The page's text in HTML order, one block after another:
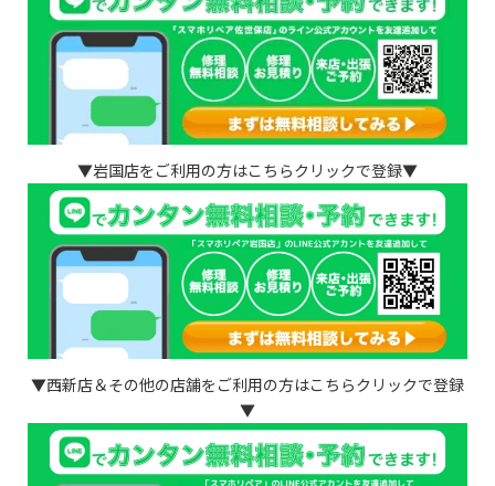
▼岩国店をご利用の方はこちらクリックで登録▼
▼西新店＆その他の店舗をご利用の方はこちらクリックで登録
▼